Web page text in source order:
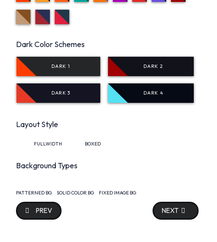
Dark Color Schemes
DARK 1 DARK 2
DARK 3 DARK 4
Layout Style
FULLWIDTH BOXED
Background Types
PATTERNED BG SOLID COLOR BG FIXED IMAGE BG
PREVIOUS ARTICLE: WHATSAPP
PREV NEXT ARTICLE:
NEXT